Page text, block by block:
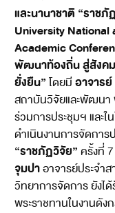
และนานาชาติ “ราช
University National
Academic
พัฒนาท้องถิ่น สู่สังคม
ยั่งยืน”โดยมีอาจาร
สถาบันวิจัยและพัฒนา
ร่วมการประชุมฯ และ
ดำเนินงานการจัดการ
“ราชภัฏวิจัย” ครั้งที่
จุมปาอาจารย์ประจำ
วิทยาการจัดการ ยังไ
พระราชทานในงานดั